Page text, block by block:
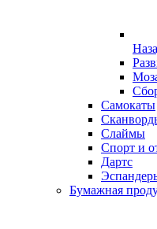
Самокаты
Слаймы
Спорт и
Дартс
Бумажная